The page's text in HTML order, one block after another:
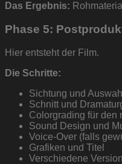
Das Ergebnis:
Phase 5:
Hier entsteht der Film.
Die Schritte:
Sichtung und
Schnitt und
Colorgrading für den
Sound Design und
Voice-Over (falls
Grafiken und Titel
Verschiedene